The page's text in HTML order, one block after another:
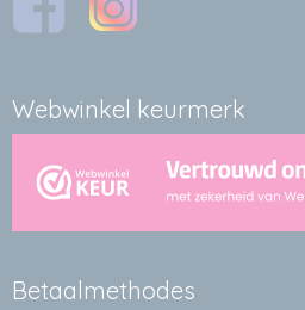
Webwinkel keurmerk
Betaalmethodes